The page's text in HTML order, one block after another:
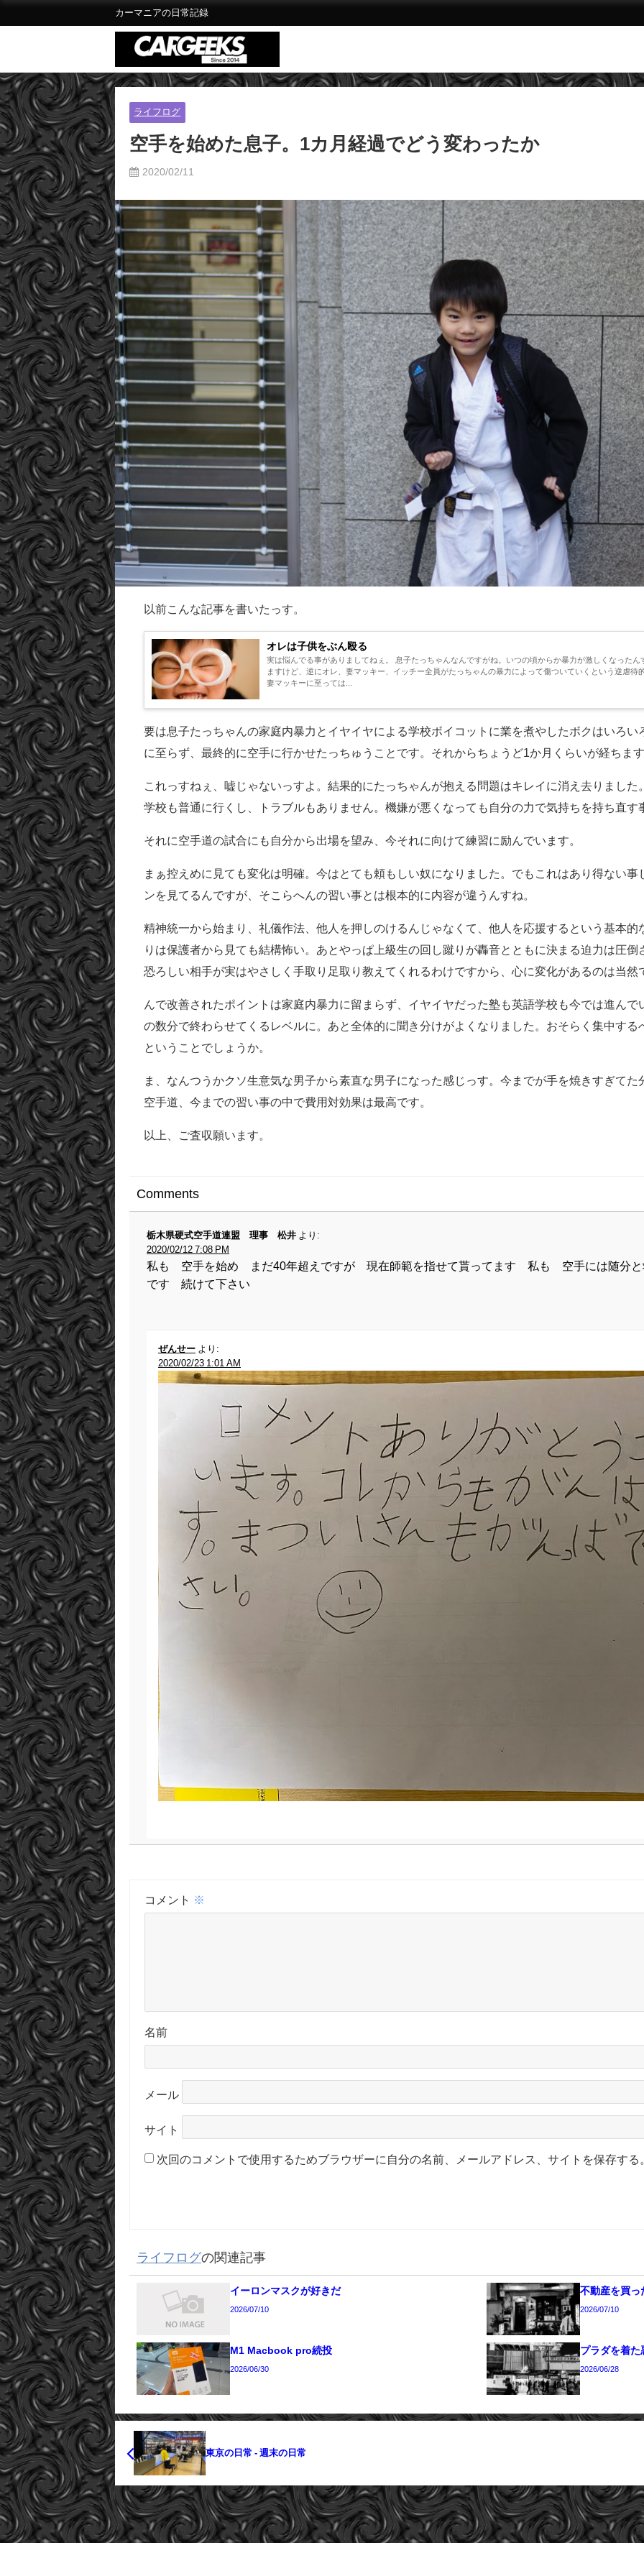
カーマニアの日常記録
ライフログ
空手を始めた息子。1カ月経過でどう変わったか
2020/02/11
以前こんな記事を書いたっす。
オレは子供をぶん殴る
実は悩んでる事がありましてねぇ。 息子たっちゃんなんですがね。いつの頃からか暴力が激しくなったんすよ。殴る蹴る壊す。子供への虐待が騒がれてい
ますけど、逆にオレ、妻マッキー、イッチー全員がたっちゃんの暴力によって傷ついていくという逆虐
妻マッキーに至っては...
要は息子たっちゃんの家庭内暴力とイヤイヤによる学校ボイコットに業を煮やしたボクはいろ
に至らず、最終的に空手に行かせたっちゅうことです。それからちょうど1か月くらいが経ちま
これっすねぇ、嘘じゃないっすよ。結果的にたっちゃんが抱える問題はキレイに消え去りまし
学校も普通に行くし、トラブルもありません。機嫌が悪くなっても自分の力で気持ちを持ち直
それに空手道の試合にも自分から出場を望み、今それに向けて練習に励んでいます。
まぁ控えめに見ても変化は明確。今はとても頼もしい奴になりました。でもこれはあり得ない
ンを見てるんですが、そこらへんの習い事とは根本的に内容が違うんすね。
精神統一から始まり、礼儀作法、他人を押しのけるんじゃなくて、他人を応援するという基本
りは保護者から見ても結構怖い。あとやっぱ上級生の回し蹴りが轟音とともに決まる迫力は圧
恐ろしい相手が実はやさしく手取り足取り教えてくれるわけですから、心に変化があるのは当然
んで改善されたポイントは家庭内暴力に留まらず、イヤイヤだった塾も英語学校も今では進ん
の数分で終わらせてくるレベルに。あと全体的に聞き分けがよくなりました。おそらく集中す
ということでしょうか。
ま、なんつうかクソ生意気な男子から素直な男子になった感じっす。今までが手を焼きすぎて
空手道、今までの習い事の中で費用対効果は最高です。
以上、ご査収願います。
Comments
栃木県硬式空手道連盟 理事 松井
より:
2020/02/12 7:08 PM
私も 空手を始め まだ40年超えですが 現在師範を指せて貰ってます 私も 空手には随分と
です 続けて下さい
ぜんせー
より:
2020/02/23 1:01 AM
コメント ※
名前
メール
サイト
次回のコメントで使用するためブラウザーに自分の名前、メールアドレス、サイトを保存する
ライフログの関連記事
イーロンマスクが好きだ
2026/07/10
不動産を買っ
2026/07/10
M1 Macbook pro続投
2026/06/30
プラダを着た
2026/06/28
東京の日常 - 週末の日常